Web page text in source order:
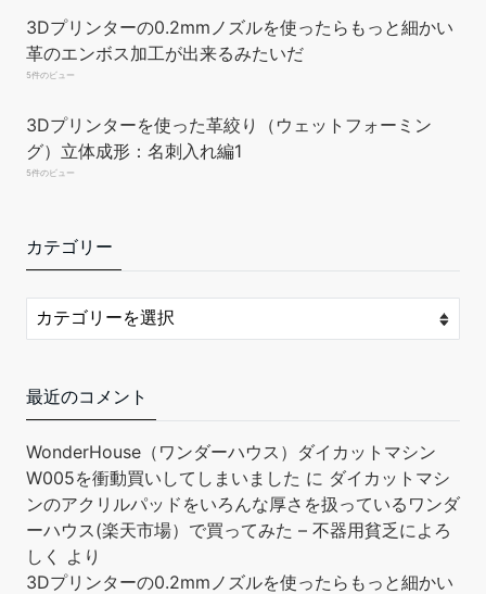
Dennty レザークラフトツール 革加工ツールキット カスタム収
￥6,699
り、すべてのレザー作成ツールは繊細なレザー製の収納バッグ
に整然と保管されています。 工具を紛失する心配がなく、持ち
ットには、千枚通し、ステッチパンチ、調節可能なグルーバ
ー、縫製トレースホイール、指ぬき、はさみ、ワックス糸、お
よびさまざまな種類のレザー縫製針が含まれており、レザー縫
製プロジェクトのすべてのニーズを満たすことができます。 レ
ザーカー... もっと読む (2026年8月9日 13:08 GMT +09:00 時点 -
詳細は
Amazon.co.jpで買う
3Dプリンターの0.2mmノズルを使ったらもっと細かい
革のエンボス加工が出来るみたいだ
5件のビュー
3Dプリンターを使った革絞り（ウェットフォーミン
グ）立体成形：名刺入れ編1
5件のビュー
カテゴリー
最近のコメント
WonderHouse（ワンダーハウス）ダイカットマシン
W005を衝動買いしてしまいました に ダイカットマシ
ンのアクリルパッドをいろんな厚さを扱っているワンダ
ーハウス(楽天市場）で買ってみた – 不器用貧乏によろ
しく
より
3Dプリンターの0.2mmノズルを使ったらもっと細かい